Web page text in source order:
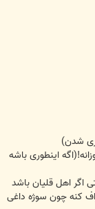
شدن)
اینطوری باشه
اگر اهل قلیان باشد
کنه چون سوژه داغی